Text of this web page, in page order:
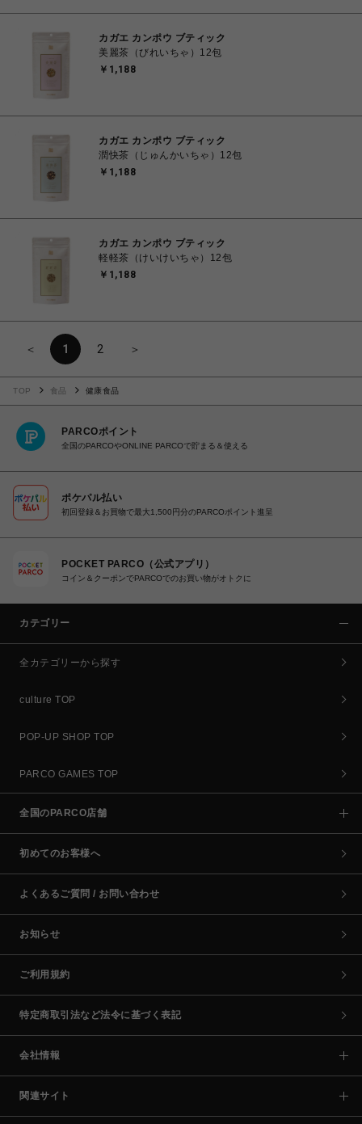
カガエ カンポウ ブティック
美麗茶（びれいちゃ）12包
￥1,188
カガエ カンポウ ブティック
潤快茶（じゅんかいちゃ）12包
￥1,188
カガエ カンポウ ブティック
軽軽茶（けいけいちゃ）12包
￥1,188
＜ 1 2 ＞
TOP 食品 健康食品
PARCOポイント
全国のPARCOやONLINE PARCOで貯まる＆使える
ポケパル払い
初回登録＆お買物で最大1,500円分のPARCOポイント進呈
POCKET PARCO（公式アプリ）
コイン＆クーポンでPARCOでのお買い物がオトクに
カテゴリー
全カテゴリーから探す
culture TOP
POP-UP SHOP TOP
PARCO GAMES TOP
全国のPARCO店舗
初めてのお客様へ
よくあるご質問 / お問い合わせ
お知らせ
ご利用規約
特定商取引法など法令に基づく表記
会社情報
関連サイト